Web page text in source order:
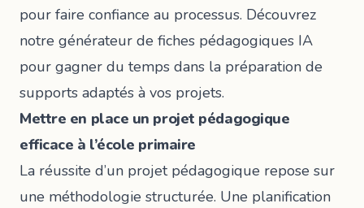
pour faire confiance au processus. Découvrez
notre générateur de fiches pédagogiques IA
pour gagner du temps dans la préparation de
supports adaptés à vos projets.
Mettre en place un projet pédagogique
efficace à l’école primaire
La réussite d’un projet pédagogique repose sur
une méthodologie structurée. Une planification